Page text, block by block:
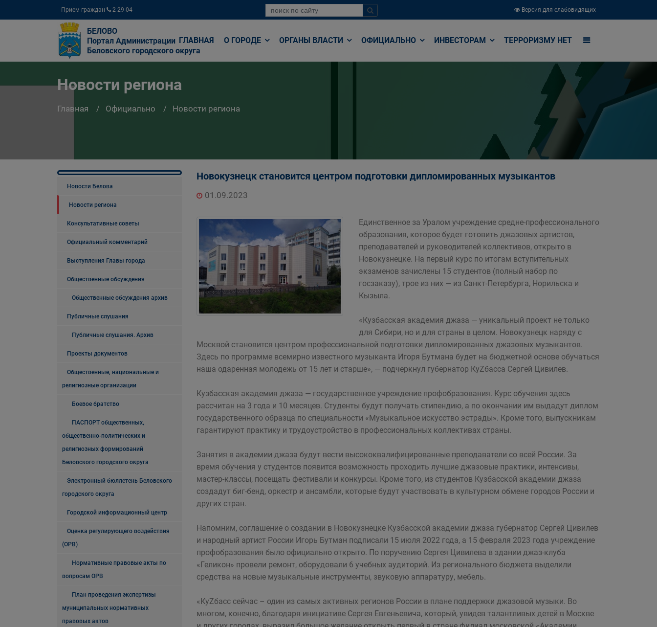
Прием граждан 2-29-04 Версия для слабовидящих
БЕЛОВО
Портал Администрации
Беловского городского округа
ГЛАВНАЯ О ГОРОДЕ ОРГАНЫ ВЛАСТИ ОФИЦИАЛЬНО ИНВЕСТОРАМ ТЕРРОРИЗМУ НЕТ
Новости региона
Главная Официально Новости региона
Новости Белова
Новости региона
Консультативные советы
Официальный комментарий
Выступления Главы города
Общественные обсуждения
Общественные обсуждения архив
Публичные слушания
Публичные слушания. Архив
Проекты документов
Общественные, национальные и
религиозные организации
Боевое братство
ПАСПОРТ общественных,
общественно-политических и
религиозных формирований
Беловского городского округа
Электронный бюллетень Беловского
городского округа
Городской информационный центр
Оценка регулирующего воздействия
(ОРВ)
Нормативные правовые акты по
вопросам ОРВ
План проведения экспертизы
муниципальных нормативных
правовых актов
Новокузнецк становится центром подготовки дипломированных музыкантов
01.09.2023
Единственное за Уралом учреждение средне-профессионального
образования, которое будет готовить джазовых артистов,
преподавателей и руководителей коллективов, открыто в
Новокузнецке. На первый курс по итогам вступительных
экзаменов зачислены 15 студентов (полный набор по
госзаказу), трое из них — из Санкт-Петербурга, Норильска и
Кызыла.
«Кузбасская академия джаза — уникальный проект не только
для Сибири, но и для страны в целом. Новокузнецк наряду с
Москвой становится центром профессиональной подготовки дипломированных джазовых музыкантов.
Здесь по программе всемирно известного музыканта Игоря Бутмана будет на бюджетной основе обучаться
наша одаренная молодежь от 15 лет и старше», — подчеркнул губернатор КуZбасса Сергей Цивилев.
Кузбасская академия джаза — государственное учреждение профобразования. Курс обучения здесь
рассчитан на 3 года и 10 месяцев. Студенты будут получать стипендию, а по окончании им выдадут диплом
государственного образца по специальности «Музыкальное искусство эстрады». Кроме того, выпускникам
гарантируют практику и трудоустройство в профессиональных коллективах страны.
Занятия в академии джаза будут вести высококвалифицированные преподаватели со всей России. За
время обучения у студентов появится возможность проходить лучшие джазовые практики, интенсивы,
мастер-классы, посещать фестивали и конкурсы. Кроме того, из студентов Кузбасской академии джаза
создадут биг-бенд, оркестр и ансамбли, которые будут участвовать в культурном обмене городов России и
других стран.
Напомним, соглашение о создании в Новокузнецке Кузбасской академии джаза губернатор Сергей Цивилев
и народный артист России Игорь Бутман подписали 15 июля 2022 года, а 15 февраля 2023 года учреждение
профобразования было официально открыто. По поручению Сергея Цивилева в здании джаз-клуба
«Геликон» провели ремонт, оборудовали 6 учебных аудиторий. Из регионального бюджета выделили
средства на новые музыкальные инструменты, звуковую аппаратуру, мебель.
«КуZбасс сейчас – один из самых активных регионов России в плане поддержки джазовой музыки. Во
многом, конечно, благодаря инициативе Сергея Евгеньевича, который, увидев талантливых детей в Москве